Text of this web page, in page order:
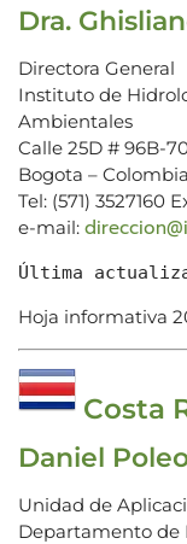
Dra.
Directora General
Instituto de
Ambientales
Calle 25D # 96B-
Bogota – Colombia
Tel: (571) 3527160
e-mail:
Última
Hoja informativa
Costa
Daniel
Unidad de
Departamento de